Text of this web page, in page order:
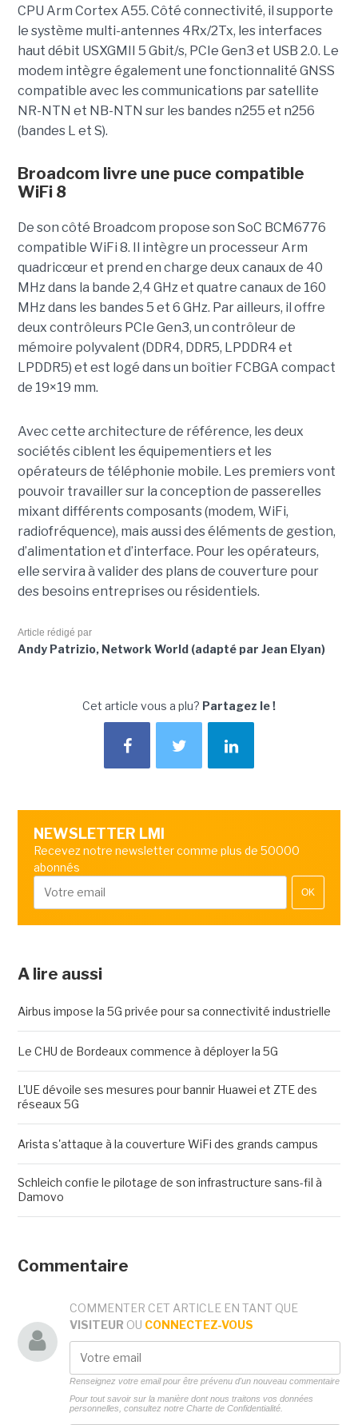
CPU Arm Cortex A55. Côté connectivité, il supporte
le système multi-antennes 4Rx/2Tx, les interfaces
haut débit USXGMII 5 Gbit/s, PCIe Gen3 et USB 2.0. Le
modem intègre également une fonctionnalité GNSS
compatible avec les communications par satellite
NR-NTN et NB-NTN sur les bandes n255 et n256
(bandes L et S).
Broadcom livre une puce compatible
WiFi 8
De son côté Broadcom propose son SoC BCM6776
compatible WiFi 8. Il intègre un processeur Arm
quadricœur et prend en charge deux canaux de 40
MHz dans la bande 2,4 GHz et quatre canaux de 160
MHz dans les bandes 5 et 6 GHz. Par ailleurs, il offre
deux contrôleurs PCIe Gen3, un contrôleur de
mémoire polyvalent (DDR4, DDR5, LPDDR4 et
LPDDR5) et est logé dans un boîtier FCBGA compact
de 19×19 mm.
Avec cette architecture de référence, les deux
sociétés ciblent les équipementiers et les
opérateurs de téléphonie mobile. Les premiers vont
pouvoir travailler sur la conception de passerelles
mixant différents composants (modem, WiFi,
radiofréquence), mais aussi des éléments de gestion,
d’alimentation et d’interface. Pour les opérateurs,
elle servira à valider des plans de couverture pour
des besoins entreprises ou résidentiels.
Article rédigé par
Andy Patrizio, Network World (adapté par Jean Elyan)
Cet article vous a plu? Partagez le !
NEWSLETTER LMI
Recevez notre newsletter comme plus de 50000
abonnés
OK
A lire aussi
Airbus impose la 5G privée pour sa connectivité industrielle
Le CHU de Bordeaux commence à déployer la 5G
L'UE dévoile ses mesures pour bannir Huawei et ZTE des
réseaux 5G
Arista s'attaque à la couverture WiFi des grands campus
Schleich confie le pilotage de son infrastructure sans-fil à
Damovo
Commentaire
COMMENTER CET ARTICLE EN TANT QUE
VISITEUR OU CONNECTEZ-VOUS
Renseignez votre email pour être prévenu d'un nouveau commentaire
Pour tout savoir sur la manière dont nous traitons vos données
personnelles, consultez notre Charte de Confidentialité.